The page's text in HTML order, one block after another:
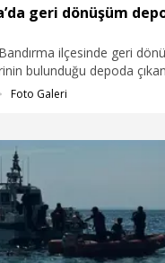
geri dönüşüm
Bandırma ilçesinde geri
bulunduğu depoda
altına alınırken, söndürme
Foto Galeri